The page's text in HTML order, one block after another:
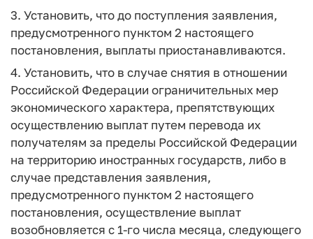
3. Установить, что до поступления заявления,
предусмотренного пунктом 2 настоящего
постановления, выплаты приостанавливаются.
4. Установить, что в случае снятия в отношении
Российской Федерации ограничительных мер
экономического характера, препятствующих
осуществлению выплат путем перевода их
получателям за пределы Российской Федерации
на территорию иностранных государств, либо в
случае представления заявления,
предусмотренного пунктом 2 настоящего
постановления, осуществление выплат
возобновляется с 1-го числа месяца, следующего